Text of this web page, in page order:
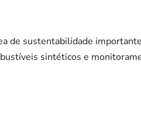
de sustentabilidade
sintéticos e